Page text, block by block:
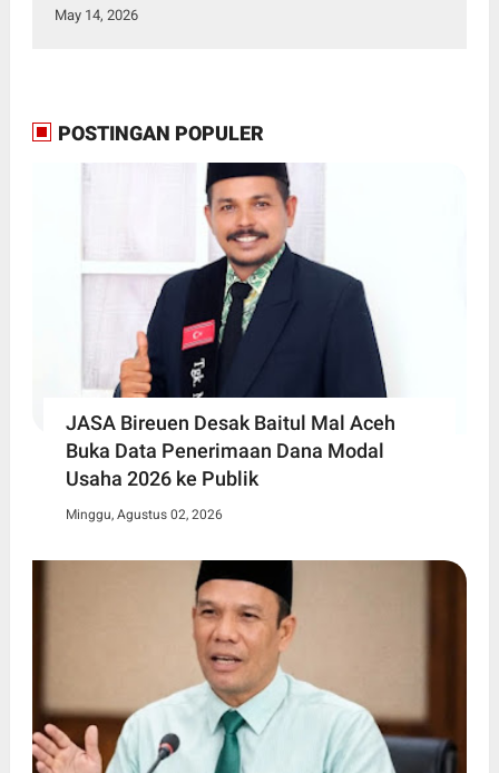
May 14, 2026
POSTINGAN POPULER
JASA Bireuen Desak Baitul Mal Aceh
Buka Data Penerimaan Dana Modal
Usaha 2026 ke Publik
Minggu, Agustus 02, 2026